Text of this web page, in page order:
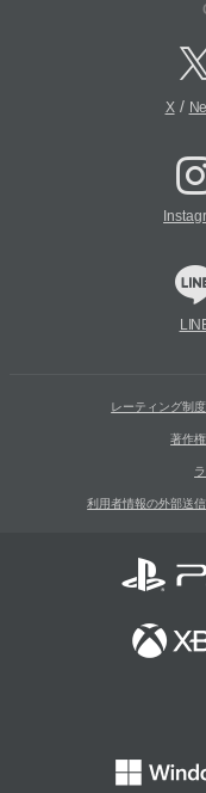
X/
レーティング制
著作
利用者情報の外部送